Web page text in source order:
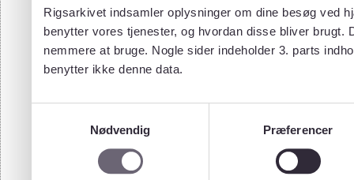
Rigsarkivet indsamler oplysninger om dine besøg ved
benytter vores tjenester, og hvordan disse bliver
nemmere at bruge. Nogle sider indeholder 3. parts
benytter ikke denne data.
Nødvendig
Præferencer